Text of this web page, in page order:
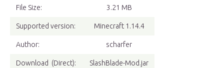
File Size: 3.21 MB
Supported version: Minecraft 1.14.4
Author: scharfer
Download (Direct): SlashBlade-Mod.jar